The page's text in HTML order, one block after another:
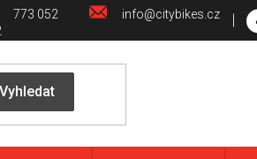
773 052
info@citybikes.cz